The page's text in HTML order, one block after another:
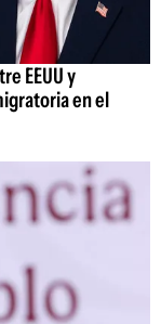
EEUU y
en el